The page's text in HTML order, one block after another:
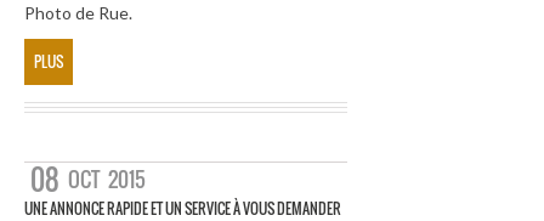
Photo de Rue.
PLUS
08 OCT 2015
UNE ANNONCE RAPIDE ET UN SERVICE À VOUS DEMANDER